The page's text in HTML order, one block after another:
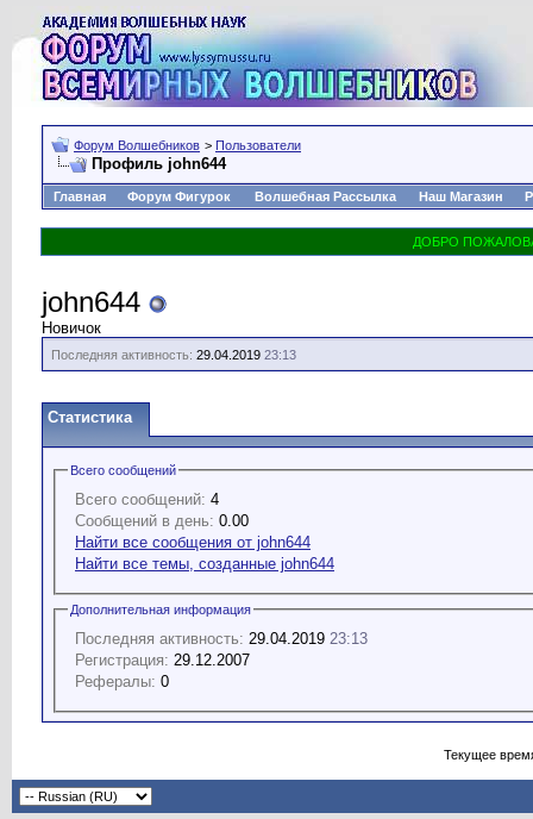
Форум Волшебников > Пользователи
Профиль john644
Главная Форум Фигурок Волшебная Рассылка Наш Магазин
john644
Новичок
Последняя активность: 29.04.2019 23:13
Статистика
Всего сообщений
Всего сообщений: 4
Сообщений в день: 0.00
Найти все сообщения от john644
Найти все темы, созданные john644
Дополнительная информация
Последняя активность: 29.04.2019 23:13
Регистрация: 29.12.2007
Рефералы: 0
Текущее